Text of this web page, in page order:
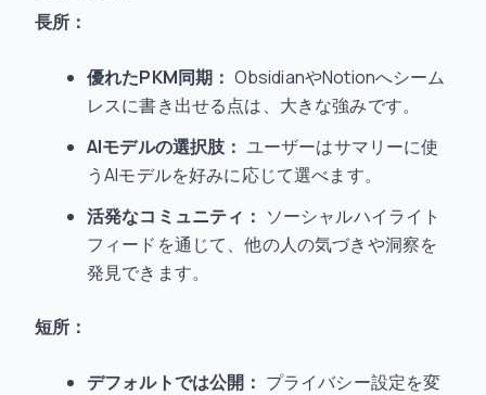
長所：
優れたPKM同期： ObsidianやNotionへシーム
レスに書き出せる点は、大きな強みです。
AIモデルの選択肢： ユーザーはサマリーに使
うAIモデルを好みに応じて選べます。
活発なコミュニティ： ソーシャルハイライト
フィードを通じて、他の人の気づきや洞察を
発見できます。
短所：
デフォルトでは公開： プライバシー設定を変